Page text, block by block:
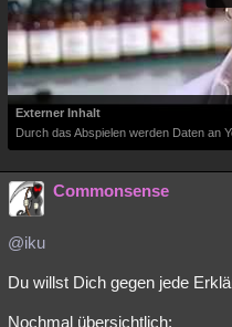
Externer Inhalt
Durch das Abspielen werden Daten an
Commonsense
@iku
Du willst Dich gegen jede
Nochmal übersichtlich: